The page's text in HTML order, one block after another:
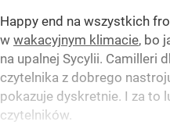
Happy end na wszystkich
w wakacyjnym klimacie, bo
na upalnej Sycylii. Camilleri
czytelnika z dobrego
pokazuje dyskretnie. I za to
czytelników.